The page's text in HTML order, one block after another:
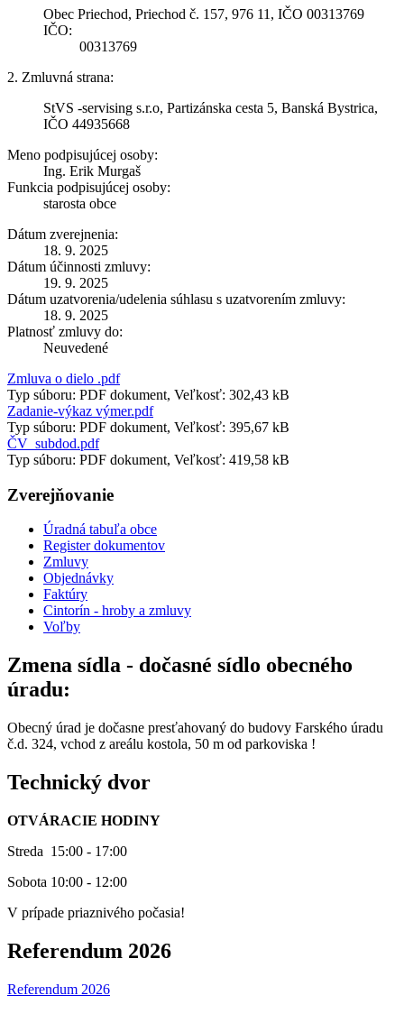
Obec Priechod, Priechod č. 157, 976 11, IČO 00313769
IČO:
00313769
2. Zmluvná strana:
StVS -servising s.r.o, Partizánska cesta 5, Banská Bystrica,
IČO 44935668
Meno podpisujúcej osoby:
Ing. Erik Murgaš
Funkcia podpisujúcej osoby:
starosta obce
Dátum zverejnenia:
18. 9. 2025
Dátum účinnosti zmluvy:
19. 9. 2025
Dátum uzatvorenia/udelenia súhlasu s uzatvorením zmluvy:
18. 9. 2025
Platnosť zmluvy do:
Neuvedené
Zmluva o dielo .pdf
Typ súboru: PDF dokument, Veľkosť: 302,43 kB
Zadanie-výkaz výmer.pdf
Typ súboru: PDF dokument, Veľkosť: 395,67 kB
ČV_subdod.pdf
Typ súboru: PDF dokument, Veľkosť: 419,58 kB
Zverejňovanie
Úradná tabuľa obce
Register dokumentov
Zmluvy
Objednávky
Faktúry
Cintorín - hroby a zmluvy
Voľby
Zmena sídla - dočasné sídlo obecného
úradu:
Obecný úrad je dočasne presťahovaný do budovy Farského úradu
č.d. 324, vchod z areálu kostola, 50 m od parkoviska !
Technický dvor
OTVÁRACIE HODINY
Streda 15:00 - 17:00
Sobota 10:00 - 12:00
V prípade priaznivého počasia!
Referendum 2026
Referendum 2026